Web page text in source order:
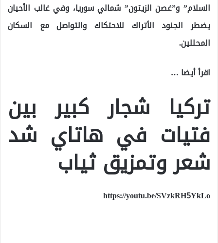
السلام” و”غصن الزيتون” شمالي سوريا، وفي غالب الأحيان
يضطر الجنود الأتراك للاحتكاك والتواصل مع السكان
المحللين.
اقرأ أيضا …
تركيا شجار كبير بين
فتيات في هاتاي شد
شعر وتمزيق ثياب
https://youtu.be/SVzkRH5YkLo